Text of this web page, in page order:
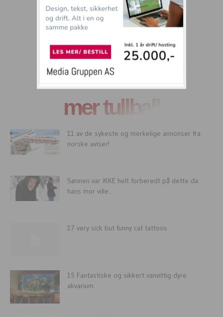
mer tullball
11 av de sykeste og merkelige annonser fra
norske aviser!
Sønnen var IKKE helt forberedt på dette da
hans mor ville...
17 very sick but funny cat tattoos
15 Fantastiske og sikkert vanvittig dyre
akvarium.